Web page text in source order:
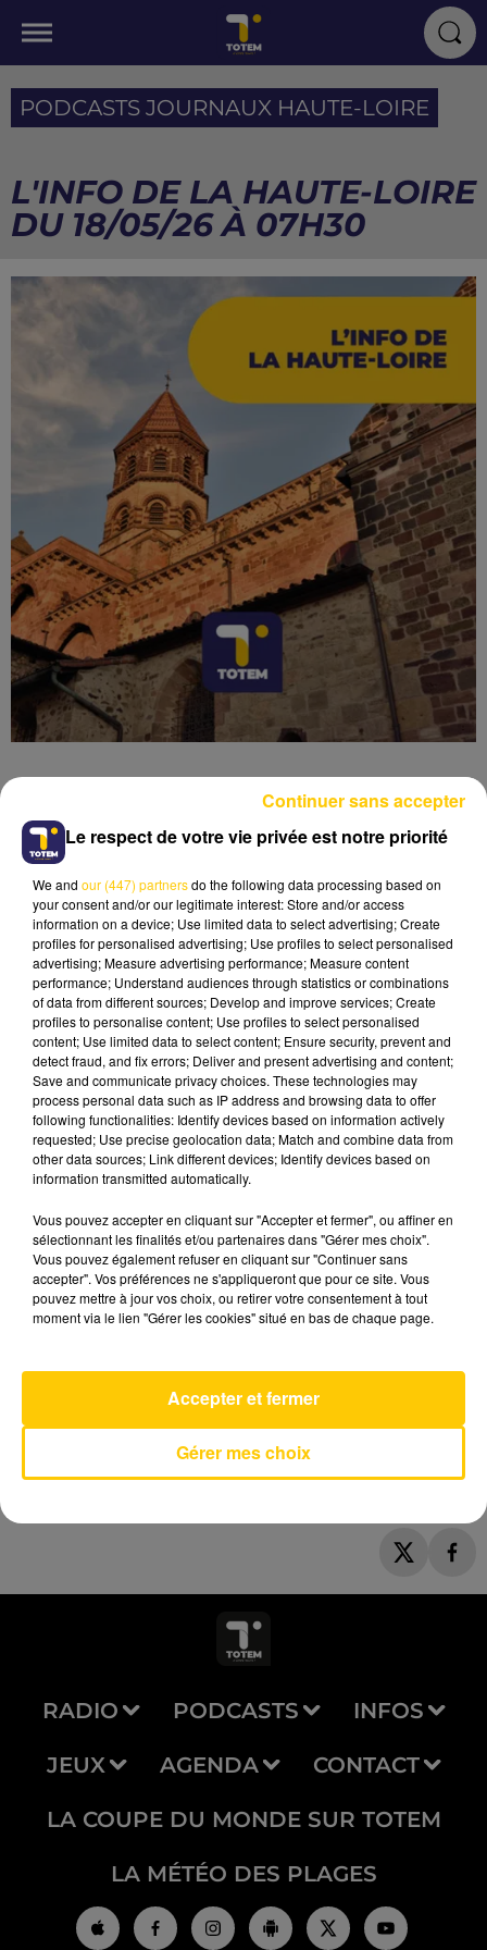
PODCASTS JOURNAUX HAUTE-LOIRE
L'INFO DE LA HAUTE-LOIRE
DU 18/05/26 À 07H30
18 mai 2026 - 4 min 6 sec
L'INFO DE LA HAUTE-LOIRE DU
18/05/26 À 07H30
Ecoutez sur Totem l'information dans le Cantal,
le pays de Brioude et Issoire avec les reportages
de nos journalistes sur le terrain.
Eyes Closed
IMAGINE DRAGONS
RADIO PODCASTS INFOS
JEUX AGENDA CONTACT
LA COUPE DU MONDE SUR TOTEM
LA MÉTÉO DES PLAGES
Le respect de votre vie privée est notre priorité
We and our (447) partnersdo the following data processing based on
your consent and/or our legitimate interest: Store and/or access
information on a device; Use limited data to select advertising; Create
profiles for personalised advertising; Use profiles to select personalised
advertising; Measure advertising performance; Measure content
performance; Understand audiences through statistics or combinations
of data from different sources; Develop and improve services; Create
profiles to personalise content; Use profiles to select personalised
content; Use limited data to select content; Ensure security, prevent and
detect fraud, and fix errors; Deliver and present advertising and content;
Save and communicate privacy choices. These technologies may
process personal data such as IP address and browsing data to offer
following functionalities: Identify devices based on information actively
requested; Use precise geolocation data; Match and combine data from
other data sources; Link different devices; Identify devices based on
information transmitted automatically.
Vous pouvez accepter en cliquant sur "Accepter et fermer", ou affiner en
sélectionnant les finalités et/ou partenaires dans "Gérer mes choix".
Vous pouvez également refuser en cliquant sur "Continuer sans
accepter". Vos préférences ne s'appliqueront que pour ce site. Vous
pouvez mettre à jour vos choix, ou retirer votre consentement à tout
moment via le lien "Gérer les cookies" situé en bas de chaque page.
Gérer mes choix
Accepter et fermer
Continuer sans accepter